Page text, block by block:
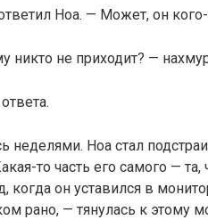
Ноа. — Может, он
никто не приходит? —
неделями. Ноа стал
то часть его самого —
когда он уставился в
рано, — тянулась к этому